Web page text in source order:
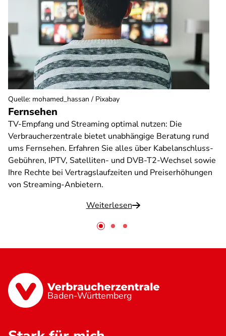
Fernsehen
TV-Empfang und Streaming optimal nutzen: Die
Verbraucherzentrale bietet unabhängige Beratung rund
ums Fernsehen. Erfahren Sie alles über Kabelanschluss-
Gebühren, IPTV, Satelliten- und DVB-T2-Wechsel sowie
Ihre Rechte bei Vertragslaufzeiten und Preiserhöhungen
von Streaming-Anbietern.
Weiterlesen
Quelle: mohamed_hassan / Pixabay
Baden-Württemberg